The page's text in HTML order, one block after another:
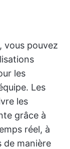
, vous pouvez
les
Les
les
grâce à
réel, à
de manière